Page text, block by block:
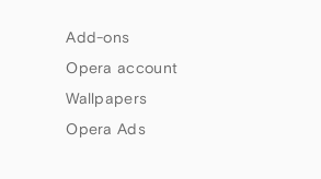
Add-ons
Opera account
Wallpapers
Opera Ads